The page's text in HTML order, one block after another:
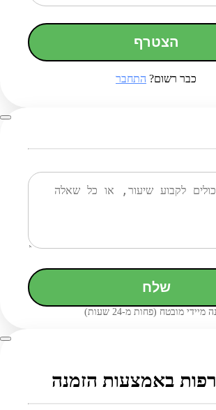
הצטרף
כבר רשום? התחבר
שלח
מיידי מובטח (פחות מ-24 שעות)
באמצעות הזמנה